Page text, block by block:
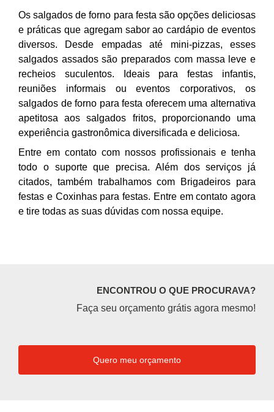
Os salgados de forno para festa são opções deliciosas
e práticas que agregam sabor ao cardápio de eventos
diversos. Desde empadas até mini-pizzas, esses
salgados assados são preparados com massa leve e
recheios suculentos. Ideais para festas infantis,
reuniões informais ou eventos corporativos, os
salgados de forno para festa oferecem uma alternativa
apetitosa aos salgados fritos, proporcionando uma
experiência gastronômica diversificada e deliciosa.
Entre em contato com nossos profissionais e tenha
todo o suporte que precisa. Além dos serviços já
citados, também trabalhamos com Brigadeiros para
festas e Coxinhas para festas. Entre em contato agora
e tire todas as suas dúvidas com nossa equipe.
ENCONTROU O QUE PROCURAVA?
Faça seu orçamento grátis agora mesmo!
Quero meu orçamento